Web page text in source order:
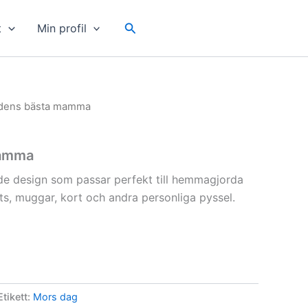
Min profil Sök
bästa mamma
design som passar perfekt till hemmagjorda
muggar, kort och andra personliga pyssel.
Mors dag